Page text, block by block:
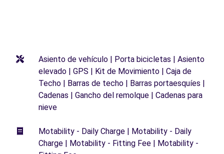
Asiento de vehículo | Porta bicicletas | Asiento
elevado | GPS | Kit de Movimiento | Caja de
Techo | Barras de techo | Barras portaesquíes |
Cadenas | Gancho del remolque | Cadenas para
nieve
Motability - Daily Charge | Motability - Daily
Charge | Motability - Fitting Fee | Motability -